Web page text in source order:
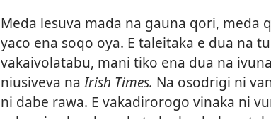
Meda lesuva mada na gauna qori, meda
yaco ena soqo oya. E taleitaka e dua na
vakaivolatabu, mani tiko ena dua na
niusiveva naIrish Times. Na osodrigi ni
ni dabe rawa. E vakadirorogo vinaka ni